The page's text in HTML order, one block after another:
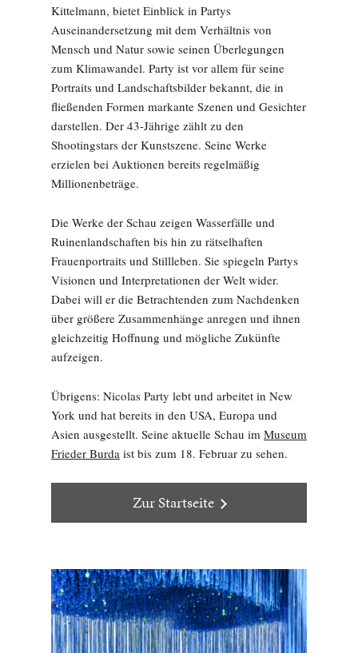
Kittelmann, bietet Einblick in Partys
Auseinandersetzung mit dem Verhältnis von
Mensch und Natur sowie seinen Überlegungen
zum Klimawandel. Party ist vor allem für seine
Portraits und Landschaftsbilder bekannt, die in
fließenden Formen markante Szenen und Gesichter
darstellen. Der 43-Jährige zählt zu den
Shootingstars der Kunstszene. Seine Werke
erzielen bei Auktionen bereits regelmäßig
Millionenbeträge.
Die Werke der Schau zeigen Wasserfälle und
Ruinenlandschaften bis hin zu rätselhaften
Frauenportraits und Stillleben. Sie spiegeln Partys
Visionen und Interpretationen der Welt wider.
Dabei will er die Betrachtenden zum Nachdenken
über größere Zusammenhänge anregen und ihnen
gleichzeitig Hoffnung und mögliche Zukünfte
aufzeigen.
Übrigens: Nicolas Party lebt und arbeitet in New
York und hat bereits in den USA, Europa und
Asien ausgestellt. Seine aktuelle Schau im Museum
Frieder Burda ist bis zum 18. Februar zu sehen.
Zur Startseite